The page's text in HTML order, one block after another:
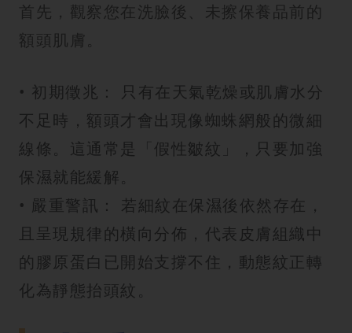
首先，觀察您在洗臉後、未擦保養品前的
額頭肌膚。
• 初期徵兆： 只有在天氣乾燥或肌膚水分
不足時，額頭才會出現像蜘蛛網般的微細
線條。這通常是「假性皺紋」，只要加強
保濕就能緩解。
• 嚴重警訊： 若細紋在保濕後依然存在，
且呈現規律的橫向分佈，代表皮膚組織中
的膠原蛋白已開始支撐不住，動態紋正轉
化為靜態抬頭紋。